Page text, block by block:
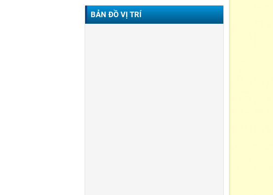
BẢN ĐỒ VỊ TRÍ